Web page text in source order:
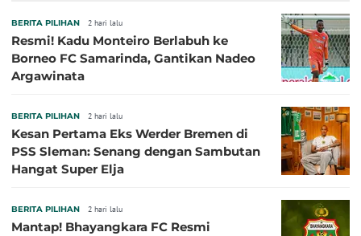
BERITA PILIHAN 2 hari lalu
Resmi! Kadu Monteiro Berlabuh ke
Borneo FC Samarinda, Gantikan Nadeo
Argawinata
BERITA PILIHAN 2 hari lalu
Kesan Pertama Eks Werder Bremen di
PSS Sleman: Senang dengan Sambutan
Hangat Super Elja
BERITA PILIHAN 2 hari lalu
Mantap! Bhayangkara FC Resmi